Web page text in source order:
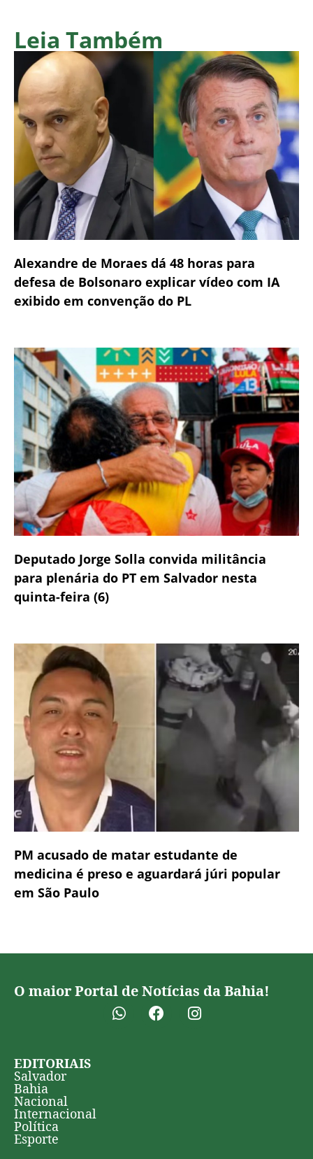
Leia Também
Alexandre de Moraes dá 48 horas para
defesa de Bolsonaro explicar vídeo com IA
exibido em convenção do PL
Deputado Jorge Solla convida militância
para plenária do PT em Salvador nesta
quinta-feira (6)
PM acusado de matar estudante de
medicina é preso e aguardará júri popular
em São Paulo
O maior Portal de Notícias da Bahia!
EDITORIAIS
Salvador
Bahia
Nacional
Internacional
Política
Esporte